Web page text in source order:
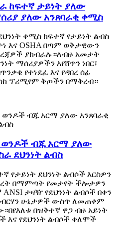
ከፍተኛ ታይነት ያለው
ያለው አንጸባራቂ ቀሚስ
ቀሚስ ከፍተኛ የታይነት ልብስ
እና OSHA በጣም ወቅታዊውን
ያከብራሉ።ለብዙ አመታት
ማሰሪያዎችን እየሸጥን ነበር፣
የተነደፈ እና የዳበረ ሰፊ
ፕሪሚየም ቅጦችን በማቅረብ።
ወንዶች ብጁ አርማ ያለው
ደህንነት ልብስ
የታይነት ደህንነት ልብሶች እርስዎን
በማምጣት የመታየት ችሎታዎን
ANSI ታዛዥ የደህንነት ልብሶች በቀን
ሁኔታዎች ውስጥ ለመጠቀም
በዝቅተኛ ዋጋ ብዙ አይነት
እና የደህንነት ልብሶች ቀለሞች